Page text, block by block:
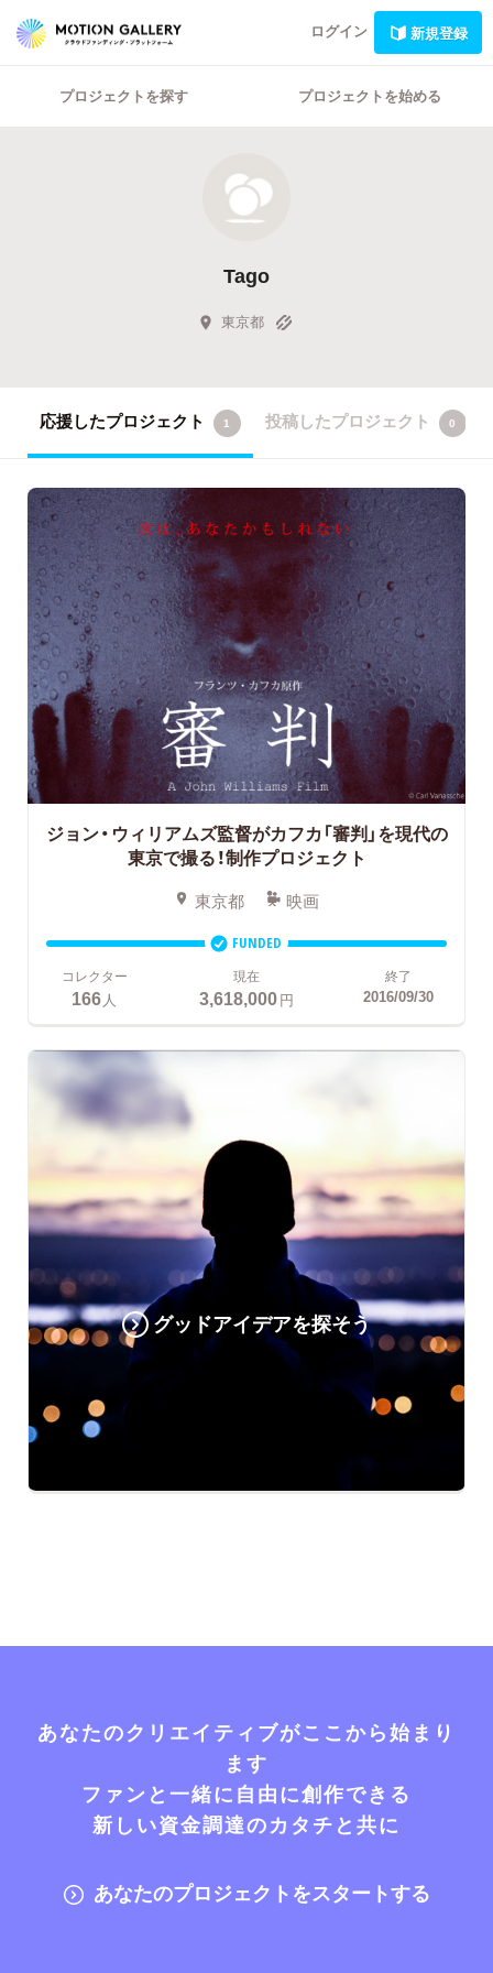
ログイン 新規登録
プロジェクトを探す プロジェクトを始める
Tago
東京都
応援したプロジェクト 1 投稿したプロジェクト 0
ジョン・ウィリアムズ監督がカフカ「審判」を現代の
東京で撮る！制作プロジェクト
東京都 映画
FUNDED
コレクター
166 人
現在
3,618,000円
終了
2016/09/30
グッドアイデアを探そう
あなたのクリエイティブがここから始まり
ます
ファンと一緒に自由に創作できる
新しい資金調達のカタチと共に
あなたのプロジェクトをスタートする